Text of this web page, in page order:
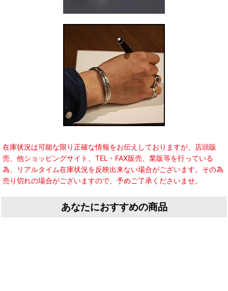
在庫状況は可能な限り正確な情報をお伝えしておりますが、店頭販
売、他ショッピングサイト、TEL・FAX販売、業販等を行っている
為、リアルタイム在庫状況を反映出来ない場合がございます。その為
売り切れの場合がございますので、予めご了承くださいませ。
あなたにおすすめの商品